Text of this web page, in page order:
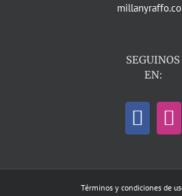
SEGUINOS
EN:
Términos y condiciones de